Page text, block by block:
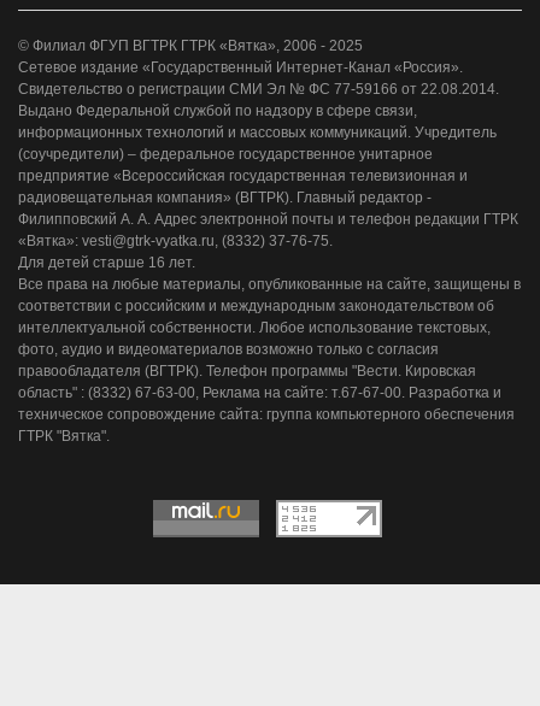
© Филиал ФГУП ВГТРК ГТРК «Вятка», 2006 - 2025
Сетевое издание «Государственный Интернет-Канал «Россия».
Свидетельство о регистрации СМИ Эл № ФС 77-59166 от 22.08.2014.
Выдано Федеральной службой по надзору в сфере связи,
информационных технологий и массовых коммуникаций. Учредитель
(соучредители) – федеральное государственное унитарное
предприятие «Всероссийская государственная телевизионная и
радиовещательная компания» (ВГТРК). Главный редактор -
Филипповский А. А. Адрес электронной почты и телефон редакции ГТРК
«Вятка»: vesti@gtrk-vyatka.ru, (8332) 37-76-75.
Для детей старше 16 лет.
Все права на любые материалы, опубликованные на сайте, защищены в
соответствии с российским и международным законодательством об
интеллектуальной собственности. Любое использование текстовых,
фото, аудио и видеоматериалов возможно только с согласия
правообладателя (ВГТРК). Телефон программы "Вести. Кировская
область" : (8332) 67-63-00, Реклама на сайте: т.67-67-00. Разработка и
техническое сопровождение сайта: группа компьютерного обеспечения
ГТРК "Вятка".